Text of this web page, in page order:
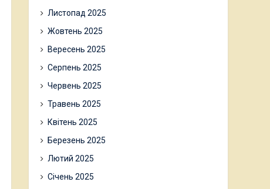
Листопад 2025
Жовтень 2025
Вересень 2025
Серпень 2025
Червень 2025
Травень 2025
Квітень 2025
Березень 2025
Лютий 2025
Січень 2025